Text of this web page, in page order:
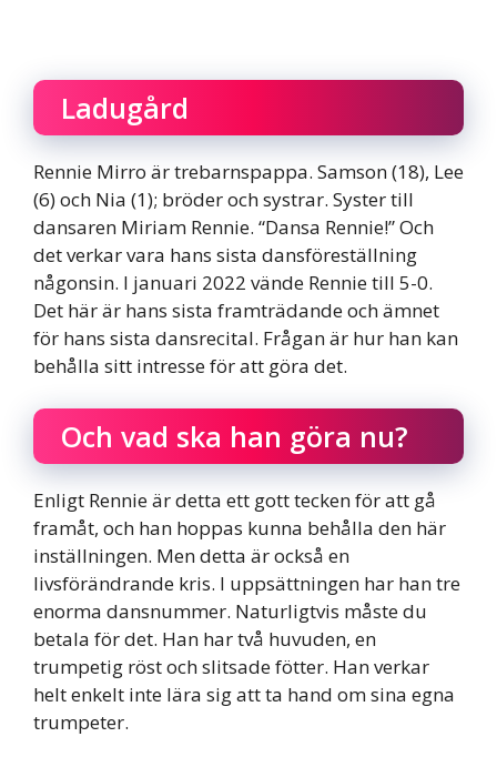
Ladugård
Rennie Mirro är trebarnspappa. Samson (18), Lee
(6) och Nia (1); bröder och systrar. Syster till
dansaren Miriam Rennie. “Dansa Rennie!” Och
det verkar vara hans sista dansföreställning
någonsin. I januari 2022 vände Rennie till 5-0.
Det här är hans sista framträdande och ämnet
för hans sista dansrecital. Frågan är hur han kan
behålla sitt intresse för att göra det.
Och vad ska han göra nu?
Enligt Rennie är detta ett gott tecken för att gå
framåt, och han hoppas kunna behålla den här
inställningen. Men detta är också en
livsförändrande kris. I uppsättningen har han tre
enorma dansnummer. Naturligtvis måste du
betala för det. Han har två huvuden, en
trumpetig röst och slitsade fötter. Han verkar
helt enkelt inte lära sig att ta hand om sina egna
trumpeter.